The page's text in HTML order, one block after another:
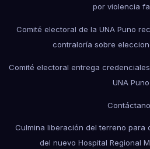
por violencia
Comité electoral de la UNA Puno
contraloría sobre
Comité electoral entrega
UNA Puno
Culmina liberación del terreno para
del nuevo Hospital Regional